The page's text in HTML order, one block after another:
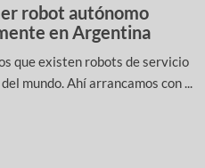
robot autónomo
en Argentina
que existen robots de servicio
mundo. Ahí arrancamos con ...